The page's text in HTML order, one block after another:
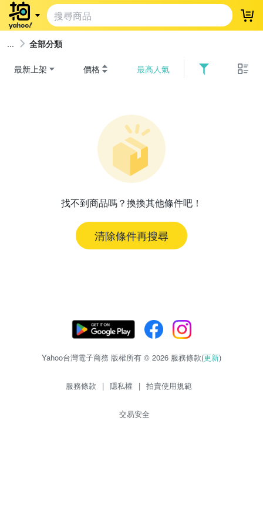
登
全部分類
最新上架 價格 最高人氣
找不到商品嗎？換換其他條件吧！
清除條件再搜尋
Yahoo台灣電子商務 版權所有 © 2026 服務條款(更新)
服務條款 | 隱私權 | 拍賣使用規範
交易安全